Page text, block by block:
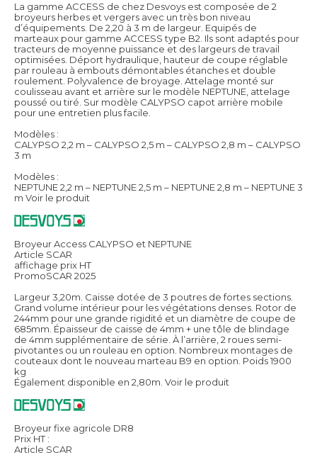
La gamme ACCESS de chez Desvoys est composée de 2
broyeurs herbes et vergers avec un très bon niveau
d’équipements. De 2,20 à 3 m de largeur. Equipés de
marteaux pour gamme ACCESS type B2. Ils sont adaptés pour
tracteurs de moyenne puissance et des largeurs de travail
optimisées. Déport hydraulique, hauteur de coupe réglable
par rouleau à embouts démontables étanches et double
roulement. Polyvalence de broyage. Attelage monté sur
coulisseau avant et arrière sur le modèle NEPTUNE, attelage
poussé ou tiré. Sur modèle CALYPSO capot arrière mobile
pour une entretien plus facile.
Modèles :
CALYPSO 2,2 m – CALYPSO 2,5 m – CALYPSO 2,8 m – CALYPSO
3 m
Modèles :
NEPTUNE 2,2 m – NEPTUNE 2,5 m – NEPTUNE 2,8 m – NEPTUNE 3
m Voir le produit
Broyeur Access CALYPSO et NEPTUNE
Article SCAR
affichage prix HT
PromoSCAR 2025
Largeur 3,20m. Caisse dotée de 3 poutres de fortes sections.
Grand volume intérieur pour les végétations denses. Rotor de
244mm pour une grande rigidité et un diamètre de coupe de
685mm. Épaisseur de caisse de 4mm + une tôle de blindage
de 4mm supplémentaire de série. À l’arrière, 2 roues semi-
pivotantes ou un rouleau en option. Nombreux montages de
couteaux dont le nouveau marteau B9 en option. Poids 1900
kg
Également disponible en 2,80m. Voir le produit
Broyeur fixe agricole DR8
Prix HT :
Article SCAR